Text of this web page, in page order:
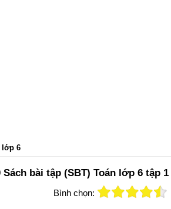
lớp 6
Sách bài tập (SBT) Toán lớp 6 tập 1
Bình chọn: